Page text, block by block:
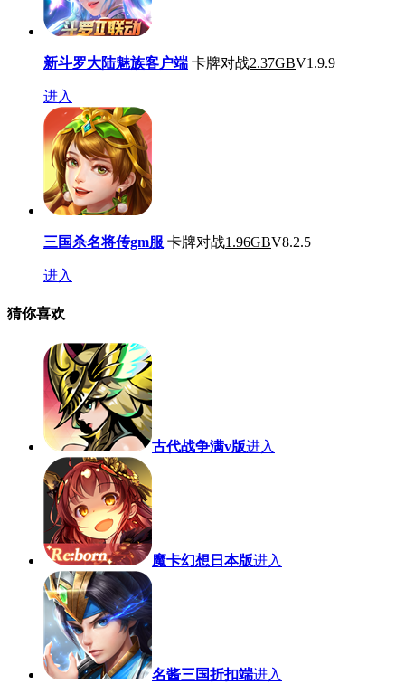
新斗罗大陆魅族客户端 卡牌对战2.37GBV1.9.9
进入
三国杀名将传gm服 卡牌对战1.96GBV8.2.5
进入
猜你喜欢
古代战争满v版进入
魔卡幻想日本版进入
名酱三国折扣端进入